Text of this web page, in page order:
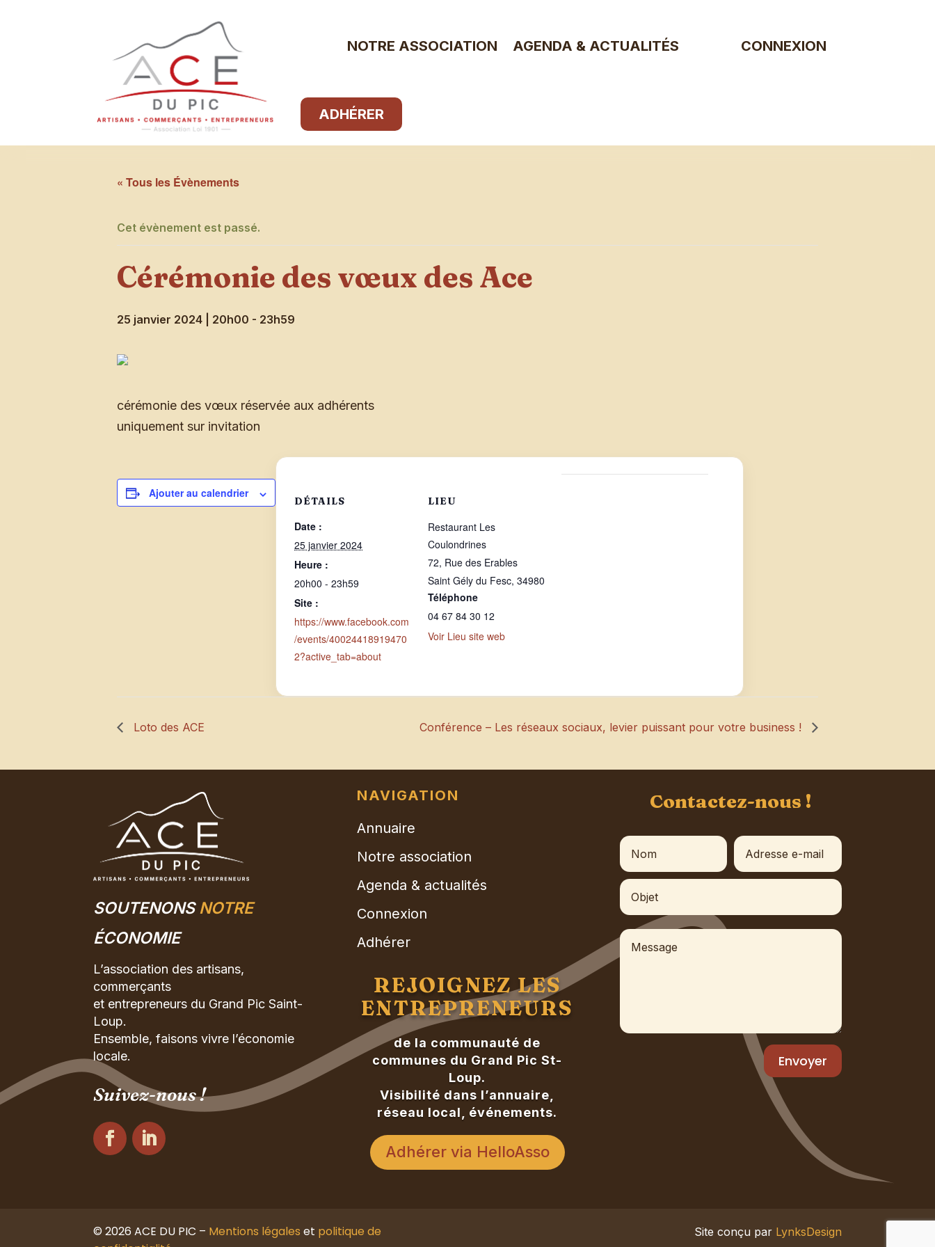
NOTRE ASSOCIATION AGENDA & ACTUALITÉS CONNEXION
ADHÉRER
« Tous les Évènements
Cet évènement est passé.
Cérémonie des vœux des Ace
25 janvier 2024 | 20h00 - 23h59
cérémonie des vœux réservée aux adhérents
uniquement sur invitation
Ajouter au calendrier
DÉTAILS
Date :
25 janvier 2024
Heure :
20h00 - 23h59
Site :
https://www.facebook.com
/events/40024418919470
2?active_tab=about
LIEU
Restaurant Les
Coulondrines
72, Rue des Erables
Saint Gély du Fesc, 34980
Téléphone
04 67 84 30 12
Voir Lieu site web
Loto des ACE Conférence – Les réseaux sociaux, levier puissant pour votre business !
SOUTENONSNOTRE
ÉCONOMIE
L’association des artisans,
commerçants
et entrepreneurs du Grand Pic Saint-
Loup.
Ensemble, faisons vivre l’économie
locale.
Suivez-nous !
NAVIGATION
Annuaire
Notre association
Agenda & actualités
Connexion
Adhérer
REJOIGNEZ LES
ENTREPRENEURS
de la communauté de
communes du Grand Pic St-
Loup.
Visibilité dans l’annuaire,
réseau local, événements.
Adhérer via HelloAsso
Contactez-nous !
Envoyer
© 2026 ACE DU PIC – Mentions légales et politique de
Site conçu par LynksDesign